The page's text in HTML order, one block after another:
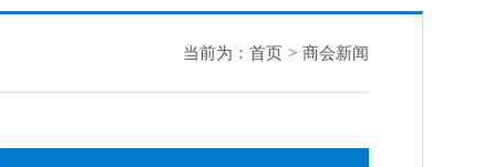
当前为：首页 > 商会新闻